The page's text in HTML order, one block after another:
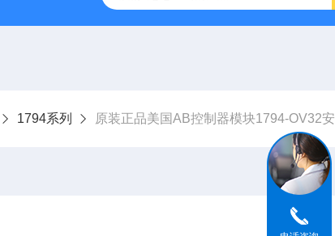
1794系列 原装正品美国AB控制器模块1794-OV32